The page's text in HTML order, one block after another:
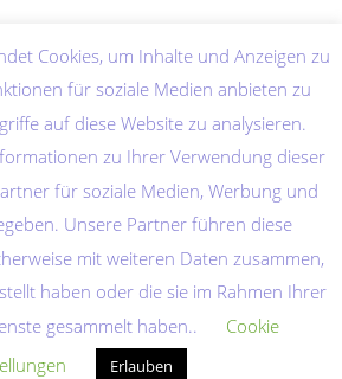
Quellenverzeichnis Datenschutzerklärung
Cookies, um Inhalte und Anzeigen zu
für soziale Medien anbieten zu
auf diese Website zu analysieren.
zu Ihrer Verwendung dieser
für soziale Medien, Werbung und
Unsere Partner führen diese
mit weiteren Daten zusammen,
haben oder die sie im Rahmen Ihrer
gesammelt haben..
Cookie
Erlauben